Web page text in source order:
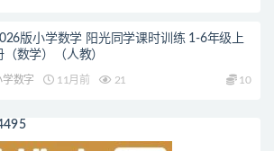
版小学数学 阳光同学课时训练 1-6年级上
（数学）（人教）
学数字 11月前 21 10